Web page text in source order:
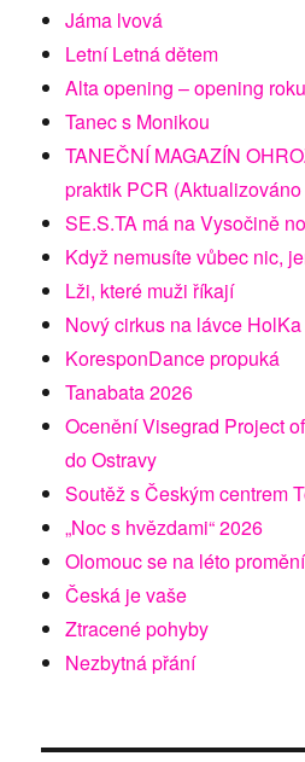
Jáma lvová
Letní Letná dětem
Alta opening – opening roku
Tanec s Monikou
TANEČNÍ MAGAZÍN
praktik PCR
SE.S.TA má na Vysočině
Když nemusíte vůbec nic,
Lži, které muži říkají
Nový cirkus na lávce HolKa
KoresponDance propuká
Tanabata 2026
Ocenění Visegrad Project
do Ostravy
Soutěž s Českým centrem
„Noc s hvězdami“ 2026
Olomouc se na léto
Česká je vaše
Ztracené pohyby
Nezbytná přání